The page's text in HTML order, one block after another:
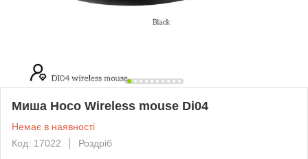
Миша Hoco Wireless mouse Di04
Немає в наявності
Код: 17022
Роздріб